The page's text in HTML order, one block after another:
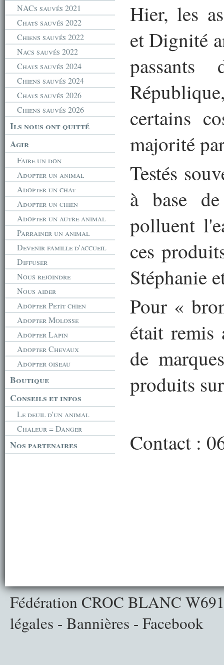
NACs sauvés 2021
Chats sauvés 2022
Chiens sauvés 2022
Nacs sauvés 2022
Chats sauvés 2024
Chiens sauvés 2024
Chats sauvés 2026
Chiens sauvés 2026
Ils nous ont quitté
Agir
Faire un don
Adopter un animal
Adopter un chat
Adopter un chien
Adopter un autre animal
Parrainer un animal
Devenir famille d'accueil
Diffuser
Nous rejoindre
Nous aider
Adopter Petit chien
Adopter Molosse
Adopter Lapin
Adopter Chevaux
Adopter oiseau
Boutique
Conseils et infos
Le deuil d'un animal
Chaleur = Danger
Nos partenaires
Hier, les
et Dignité
certains
majorité
Testés
à base
polluent
ces
Stéphanie
Pour «
était remis
de
produits
Contact :
Fédération CROC BLANC
légales - Bannières - Facebook